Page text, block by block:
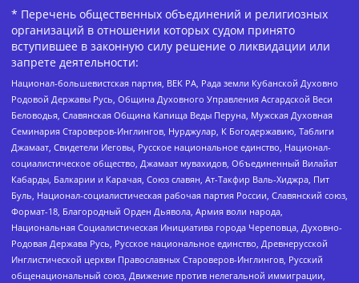
* Перечень общественных объединений и религиозных
организаций в отношении которых судом принято
вступившее в законную силу решение о ликвидации или
запрете деятельности:
Национал-большевистская партия, ВЕК РА, Рада земли Кубанской Духовно
Родовой Державы Русь, Община Духовного Управления Асгардской Веси
Беловодья, Славянская Община Капища Веды Перуна, Мужская Духовная
Семинария Староверов-Инглингов, Нурджулар, К Богодержавию, Таблиги
Джамаат, Свидетели Иеговы, Русское национальное единство, Национал-
социалистическое общество, Джамаат мувахидов, Объединенный Вилайат
Кабарды, Балкарии и Карачая, Союз славян, Ат-Такфир Валь-Хиджра, Пит
Буль, Национал-социалистическая рабочая партия России, Славянский союз,
Формат-18, Благородный Орден Дьявола, Армия воли народа,
Национальная Социалистическая Инициатива города Череповца, Духовно-
Родовая Держава Русь, Русское национальное единство, Древнерусской
Инглистической церкви Православных Староверов-Инглингов, Русский
общенациональный союз, Движение против нелегальной иммиграции,